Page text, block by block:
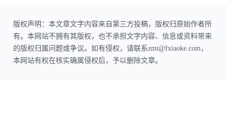
版权声明：本文章文字内容来自第三方投稿，版权归原始作者所
有。本网站不拥有其版权，也不承担文字内容、信息或资料带来
的版权归属问题或争议。如有侵权，请联系zmt@fxiaoke.com，
本网站有权在核实确属侵权后，予以删除文章。